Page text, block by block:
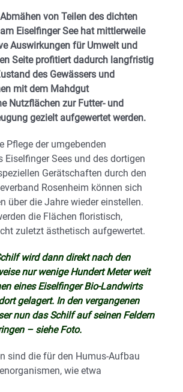
von Teilen des dichten
Eiselfinger See hat mittlerweile
Auswirkungen für Umwelt und
Seite profitiert dadurch langfristig
des Gewässers und
mit dem Mahdgut
Nutzflächen zur Futter- und
gezielt aufgewertet werden.
Pflege der umgebenden
Eiselfinger Sees und des dortigen
Gerätschaften durch den
Rosenheim können sich
über die Jahre wieder einstellen.
die Flächen floristisch,
zuletzt ästhetisch aufgewertet.
wird dann direkt nach den
nur wenige Hundert Meter weit
eines Eiselfinger Bio-Landwirts
gelagert. In den vergangenen
nun das Schilf auf seinen Feldern
– siehe Foto.
sind die für den Humus-Aufbau
wie etwa